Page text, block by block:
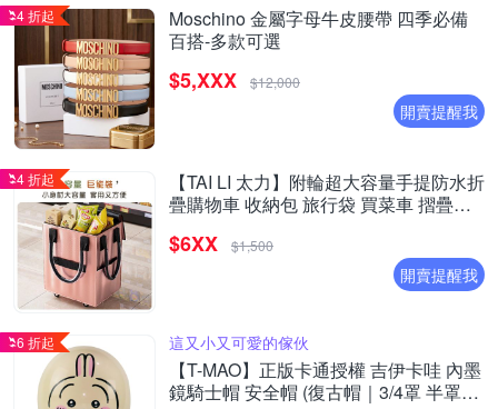
4 折起
Moschino 金屬字母牛皮腰帶 四季必備
百搭-多款可選
$5,XXX $12,000
開賣提醒我
4 折起
【TAI LI 太力】附輪超大容量手提防水折
疊購物車 收納包 旅行袋 買菜車 摺疊購
$6XX $1,500
開賣提醒我
6 折起 這又小又可愛的傢伙
【T-MAO】正版卡通授權 吉伊卡哇 內墨
鏡騎士帽 安全帽 (復古帽｜3/4罩 半罩｜